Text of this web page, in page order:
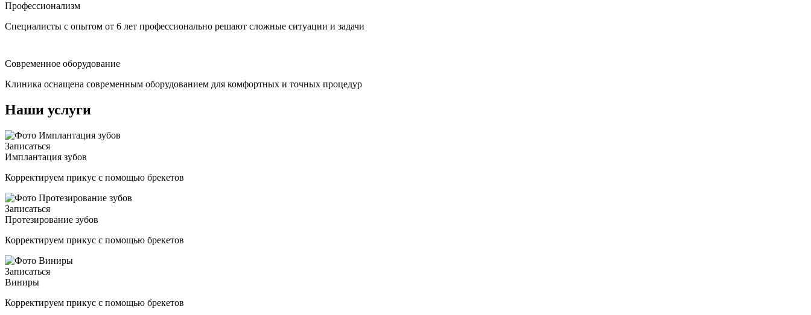
Профессионализм
Специалисты с опытом от 6 лет профессионально решают сложные ситуации и задачи
Современное оборудование
Клиника оснащена современным оборудованием для комфортных и точных процедур
Наши услуги
Записаться
Имплантация зубов
Корректируем прикус с помощью брекетов
Записаться
Протезирование зубов
Корректируем прикус с помощью брекетов
Записаться
Виниры
Корректируем прикус с помощью брекетов